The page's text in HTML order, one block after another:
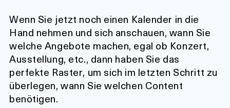
Wenn Sie jetzt noch einen Kalender in die
Hand nehmen und sich anschauen, wann Sie
welche Angebote machen, egal ob Konzert,
Ausstellung, etc., dann haben Sie das
perfekte Raster, um sich im letzten Schritt zu
überlegen, wann Sie welchen Content
benötigen.